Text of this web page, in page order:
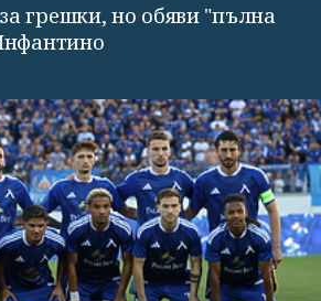
грешки, но обяви "пълна